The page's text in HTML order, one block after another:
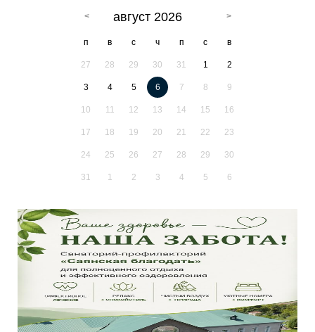
август 2026
п в с ч п с в
27 28 29 30 31 1 2
3 4 5 6 7 8 9
10 11 12 13 14 15 16
17 18 19 20 21 22 23
24 25 26 27 28 29 30
31 1 2 3 4 5 6